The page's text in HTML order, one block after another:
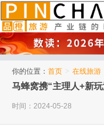
你的位置： 首页 > 在线旅游
马蜂窝携“主理人+新
时间：2024-05-28